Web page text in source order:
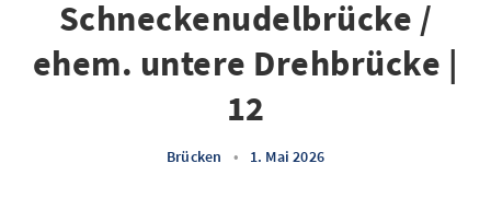
Schneckenudelbrücke /
ehem. untere Drehbrücke |
12
Brücken • 1. Mai 2026